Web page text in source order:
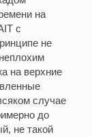
на
с
не
на верхние
случае
до
не такой